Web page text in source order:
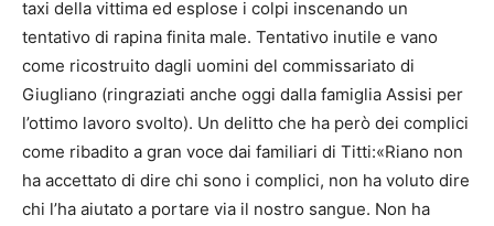
taxi della vittima ed esplose i colpi inscenando un
tentativo di rapina finita male. Tentativo inutile e vano
come ricostruito dagli uomini del commissariato di
Giugliano (ringraziati anche oggi dalla famiglia Assisi per
l’ottimo lavoro svolto). Un delitto che ha però dei complici
come ribadito a gran voce dai familiari di Titti:«Riano non
ha accettato di dire chi sono i complici, non ha voluto dire
chi l’ha aiutato a portare via il nostro sangue. Non ha